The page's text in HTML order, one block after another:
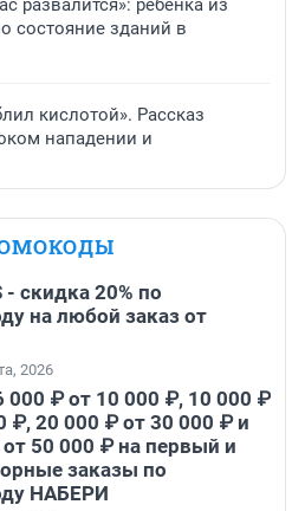
развалится»: ребенка из
состояние зданий в
кислотой». Рассказ
нападении и
- скидка 20% по
на любой заказ от
2026
000 ₽ от 10 000 ₽, 10 000 ₽
₽, 20 000 ₽ от 30 000 ₽ и
50 000 ₽ на первый и
заказы по
НАБЕРИ